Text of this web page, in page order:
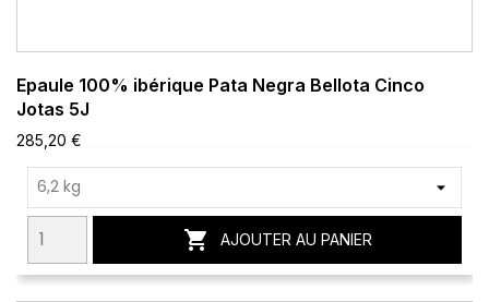
Epaule 100% ibérique Pata Negra Bellota Cinco
Jotas 5J
285,20 €
 AJOUTER AU PANIER